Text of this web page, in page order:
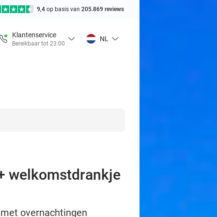
9,4 op basis van 205.869 reviews
Klantenservice
Bereikbaar tot 23:00
NL
welkomstdrankje
overnachtingen